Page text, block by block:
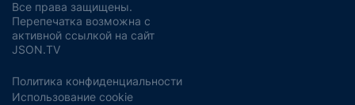
Все права защищены.
Перепечатка возможна с
активной ссылкой на сайт
JSON.TV
Политика конфиденциальности
Использование cookie